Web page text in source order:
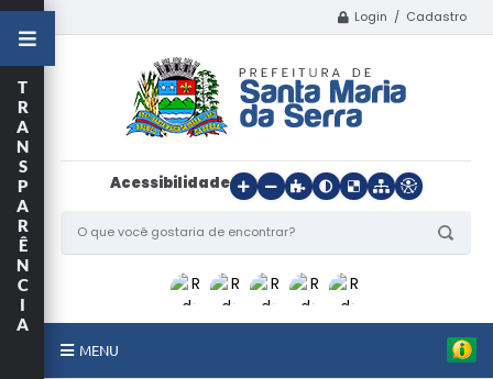
Login / Cadastro
Acessibilidade
MENU
T
R
A
N
S
P
A
R
Ê
N
C
I
A